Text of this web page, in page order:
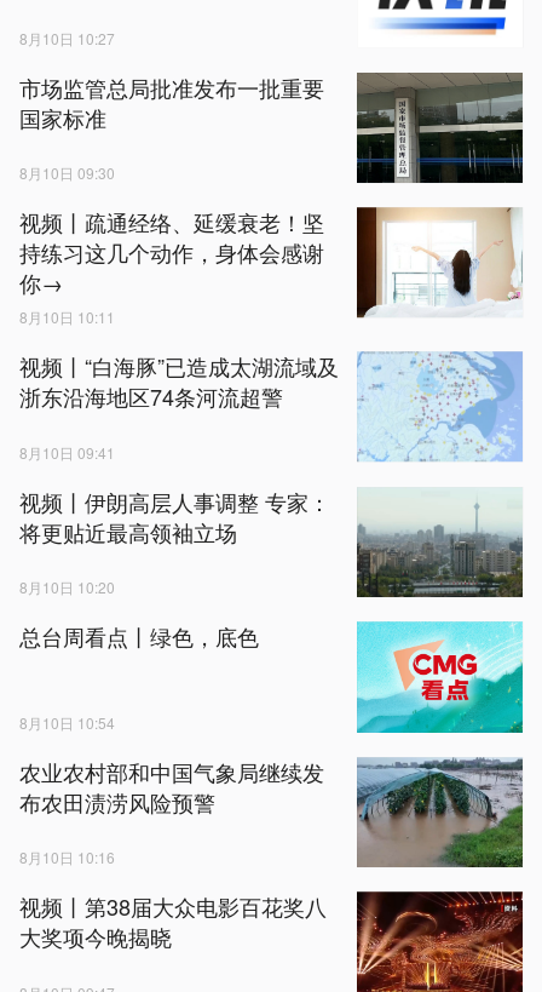
8月10日 10:27
市场监管总局批准发布一批重要
国家标准
8月10日 09:30
视频丨疏通经络、延缓衰老！坚
持练习这几个动作，身体会感谢
你→
8月10日 10:11
视频丨“白海豚”已造成太湖流域及
浙东沿海地区74条河流超警
8月10日 09:41
视频丨伊朗高层人事调整 专家：
将更贴近最高领袖立场
8月10日 10:20
总台周看点丨绿色，底色
8月10日 10:54
农业农村部和中国气象局继续发
布农田渍涝风险预警
8月10日 10:16
视频丨第38届大众电影百花奖八
大奖项今晚揭晓